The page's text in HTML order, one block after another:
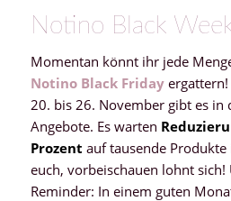
Notino Black
Momentan könnt ihr jede
Notino Black Friday ergattern!
20. bis 26. November gibt es in
Angebote. Es warten
Prozent auf tausende
euch, vorbeischauen lohnt
Reminder: In einem guten